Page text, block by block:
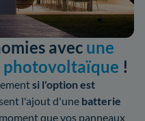
avec une
photovoltaïque !
si l'option est
l'ajout d'une batterie
que vos panneaux